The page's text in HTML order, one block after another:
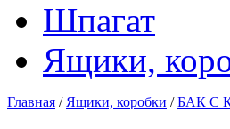
Шпагат
Ящики,
Главная / Ящики, коробки /БАК С